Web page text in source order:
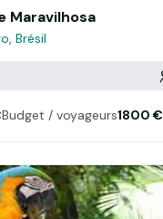
Maravilhosa
Brésil
Budget / voyageurs1800 €